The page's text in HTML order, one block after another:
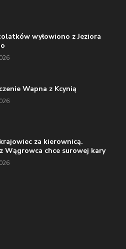
wyłowiono z Jeziora
Wapna z Kcynią
za kierownicą.
Wągrowca chce surowej kary